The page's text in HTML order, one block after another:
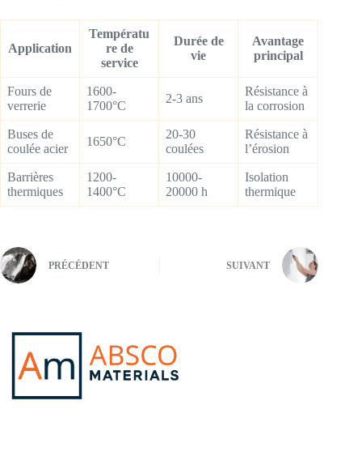
Application
Températu
re de
service
Durée de
vie
Avantage
principal
Fours de
verrerie
1600-
1700°C
2-3 ans
Résistance à
la corrosion
Buses de
coulée acier
1650°C
20-30
coulées
Résistance à
l’érosion
Barrières
thermiques
1200-
1400°C
10000-
20000 h
Isolation
thermique
PRÉCÉDENT SUIVANT